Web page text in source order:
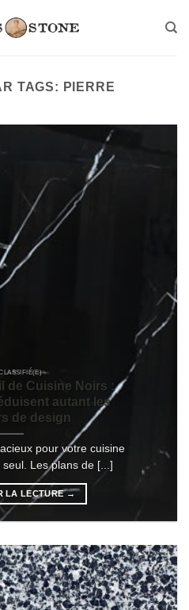
TAGS: PIERRE
de Cuisine Noirs :
autant les
de design
pour votre cuisine
seul. Les plans de [...]
LA LECTURE→